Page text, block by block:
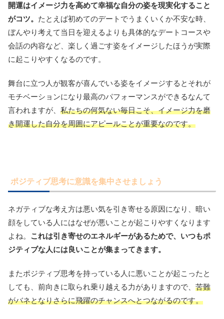
開運はイメージ力を高めて幸福な自分の姿を現実化すること
がコツ。 たとえば初めてのデートでうまくいくか不安な時、
ぼんやり考えて当日を迎えるよりも具体的なデートコースや
会話の内容など、楽しく過ごす姿をイメージしたほうが実際
に起こりやすくなるのです。
舞台に立つ人が観客が喜んでいる姿をイメージするとそれが
モチベーションになり最高のパフォーマンスができるなんて
言われますが、 私たちの何気ない毎日こそ、イメージ力を磨
き開運した自分を周囲にアピールことが重要なのです。
ポジティブ思考に意識を集中させましょう
ネガティブな考え方は悪い気を引き寄せる原因になり、暗い
顔をしている人にはなぜが悪いことが起こりやすくなります
よね。 これは引き寄せのエネルギーがあるためで、いつもポ
ジティブな人には良いことが集まってきます。
またポジティブ思考を持っている人に悪いことが起こったと
しても、前向きに取られ乗り越える力がありますので、 苦難
がバネとなりさらに飛躍のチャンスへとつながるのです。